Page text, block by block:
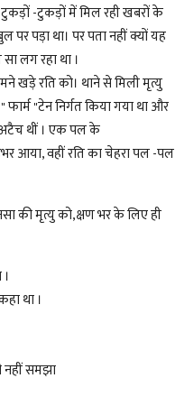
-टुकड़ों में मिल रही खबरों के
पर पड़ा था। पर पता नहीं क्यों यह
लग रहा था ।
खड़े रति को। थाने से मिली मृत्यु
फार्म "टेन निर्गत किया गया था और
अटैच थीं । एक पल के
आया, वहीं रति का चेहरा पल -पल
की मृत्यु को,क्षण भर के लिए ही
था ।
समझा